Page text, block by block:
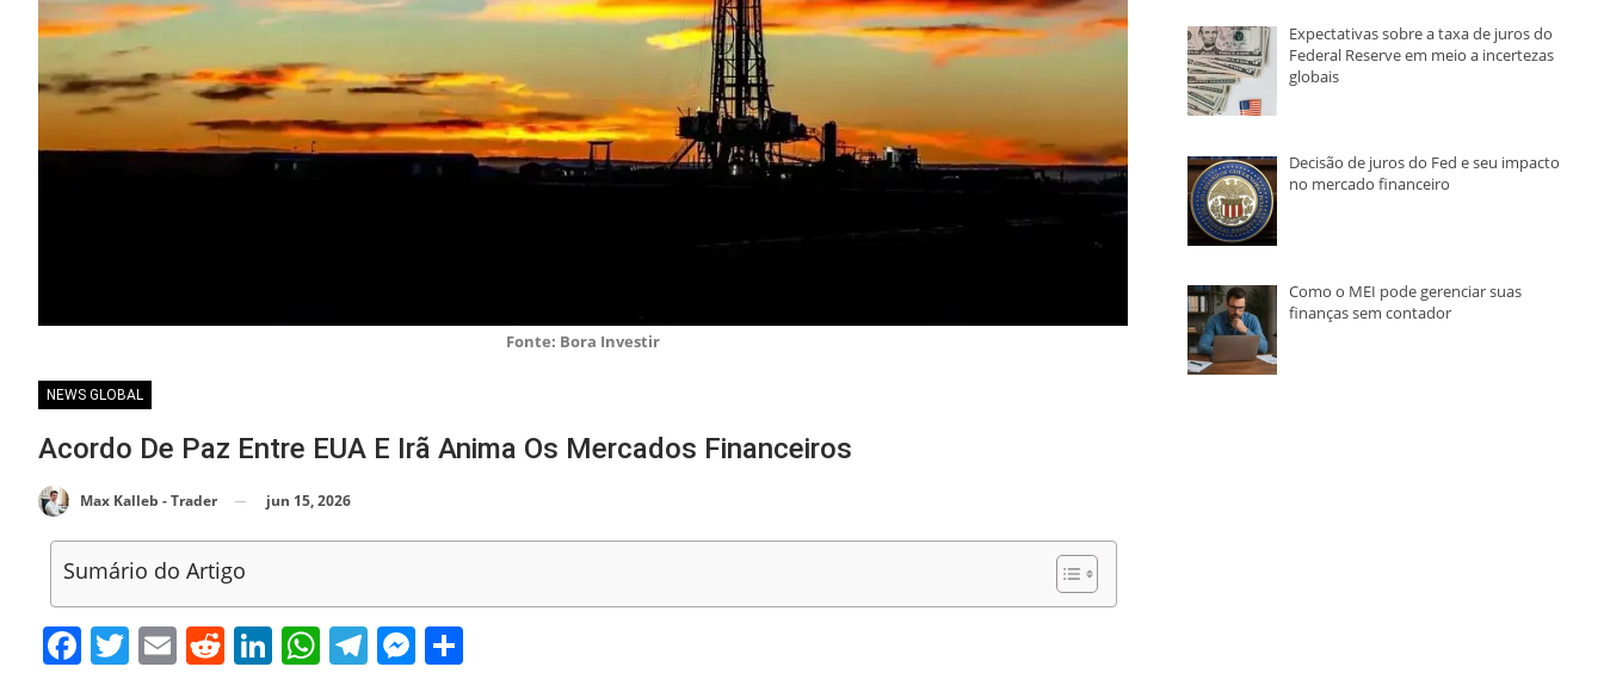
Fonte: Bora Investir
NEWS GLOBAL
Acordo De Paz Entre EUA E Irã Anima Os Mercados Financeiros
Max Kalleb - Trader jun 15, 2026
Sumário do Artigo
Facebook
Twitter
EmailReddit
LinkedIn
WhatsApp
Telegram
Messenger
Expectativas sobre a taxa de juros do
Federal Reserve em meio a incertezas
globais
Decisão de juros do Fed e seu impacto
no mercado financeiro
Como o MEI pode gerenciar suas
finanças sem contador